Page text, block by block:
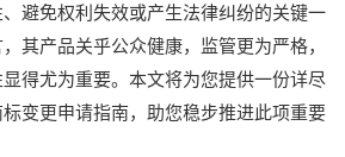
避免权利失效或产生法律纠纷的关键一
其产品关乎公众健康，监管更为严格，
得尤为重要。本文将为您提供一份详尽
变更申请指南，助您稳步推进此项重要